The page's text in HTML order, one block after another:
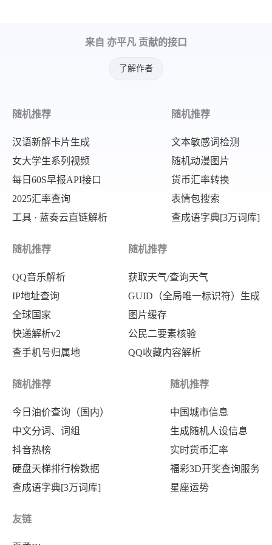
来自 亦平凡 贡献的接口
了解作者
随机推荐
汉语新解卡片生成
女大学生系列视频
每日60S早报API接口
2025汇率查询
工具 · 蓝奏云直链解析
随机推荐
文本敏感词检测
随机动漫图片
货币汇率转换
表情包搜索
查成语字典[3万词库]
随机推荐
QQ音乐解析
IP地址查询
全球国家
快递解析v2
查手机号归属地
随机推荐
获取天气/查询天气
GUID（全局唯一标识符）生成
图片缓存
公民二要素核验
QQ收藏内容解析
随机推荐
今日油价查询（国内）
中文分词、词组
抖音热榜
硬盘天梯排行榜数据
查成语字典[3万词库]
随机推荐
中国城市信息
生成随机人设信息
实时货币汇率
福彩3D开奖查询服务
星座运势
友链